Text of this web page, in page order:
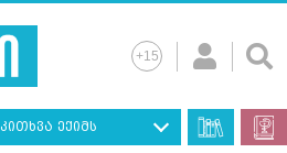
კითხვა ექიმს